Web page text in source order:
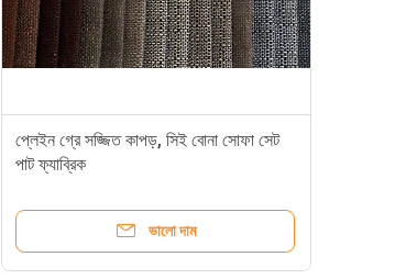
প্লেইন গ্রে সজ্জিত কাপড়, সিই বোনা সোফা সেট
পাট ফ্যাব্রিক
ভালো দাম